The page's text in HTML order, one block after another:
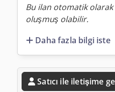
Bu ilan otomatik
oluşmuş olabilir.
Daha fazla bilgi iste
Satıcı ile iletişime